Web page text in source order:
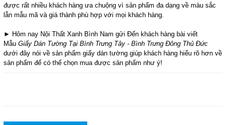
được rất nhiều khách hàng ưa chuộng vì sản phẩm đa dạng về màu sắc
lẫn mẫu mã và giá thành phù hợp với mọi khách hàng.
► Hôm nay Nội Thất Xanh Bình Nam gửi Đến khách hàng bài viết
Mẫu Giấy Dán Tường Tại Bình Trưng Tây - Bình Trưng Đông Thủ Đức
dưới đây nói về sản phẩm giấy dán tường giúp khách hàng hiểu rõ hơn về
sản phẩm để có thể chọn mua được sản phẩm như ý!